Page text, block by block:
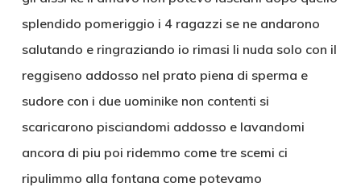
splendido pomeriggio i 4 ragazzi se ne andarono
salutando e ringraziando io rimasi li nuda solo con il
reggiseno addosso nel prato piena di sperma e
sudore con i due uominike non contenti si
scaricarono pisciandomi addosso e lavandomi
ancora di piu poi ridemmo come tre scemi ci
ripulimmo alla fontana come potevamo